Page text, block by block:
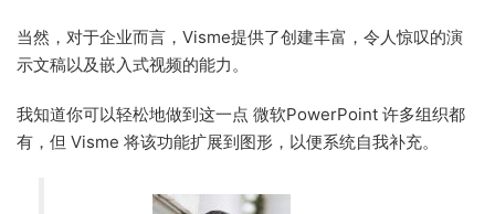
当然，对于企业而言，Visme提供了创建丰富，令人惊叹的演
示文稿以及嵌入式视频的能力。
我知道你可以轻松地做到这一点 微软PowerPoint 许多组织都
有，但 Visme 将该功能扩展到图形，以便系统自我补充。